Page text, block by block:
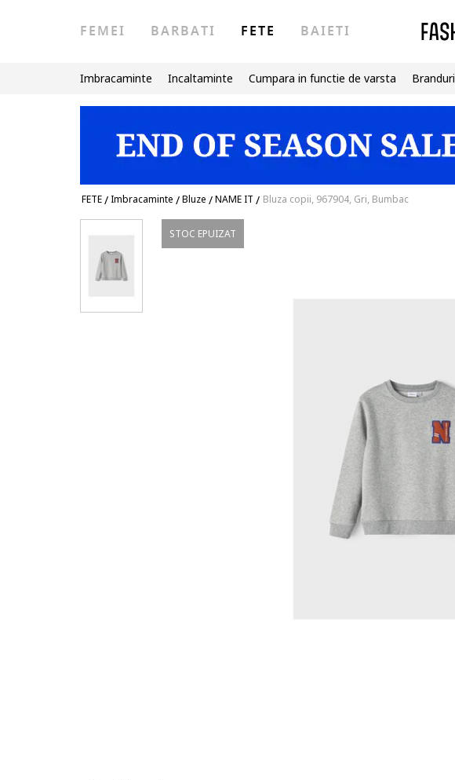
FEMEI BARBATI FETE BAIETI
Imbracaminte Incaltaminte Cumpara in functie de varsta Branduri
FETE/Imbracaminte /Bluze /NAME IT / Bluza copii, 967904, Gri, Bumbac
STOC EPUIZAT